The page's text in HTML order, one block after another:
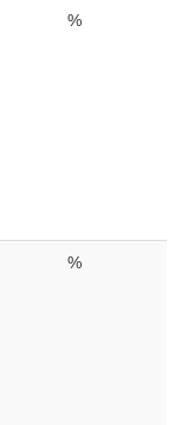
%
%